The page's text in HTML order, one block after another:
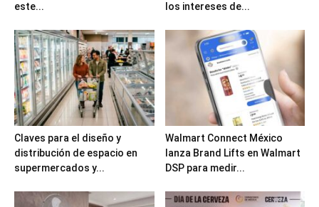
este...
los intereses de...
Claves para el diseño y
distribución de espacio en
supermercados y...
Walmart Connect México
lanza Brand Lifts en Walmart
DSP para medir...